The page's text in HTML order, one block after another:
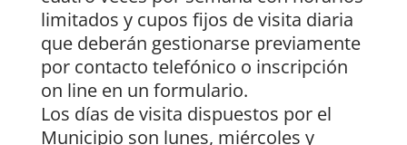
limitados y cupos fijos de visita diaria
que deberán gestionarse previamente
por contacto telefónico o inscripción
on line en un formulario.
Los días de visita dispuestos por el
Municipio son lunes, miércoles y